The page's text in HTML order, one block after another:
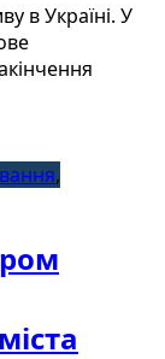
в Україні. У
,